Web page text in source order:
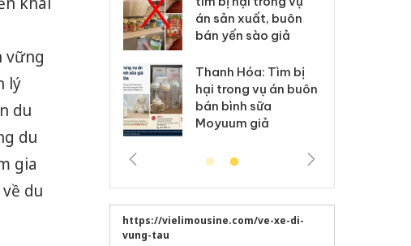
vững
lý
du
du
gia
du
yến sào giả
Thanh Hóa: Tìm bị
trong vụ án buôn
bình sữa
trong tháng 7
Hưng Yên: Xử lý 6 hộ
kinh doanh bán hàng
giả mạo nhãn hiệu
Adidas, Nike
https://vielimousine.com/ve-xe-di-
vung-tau